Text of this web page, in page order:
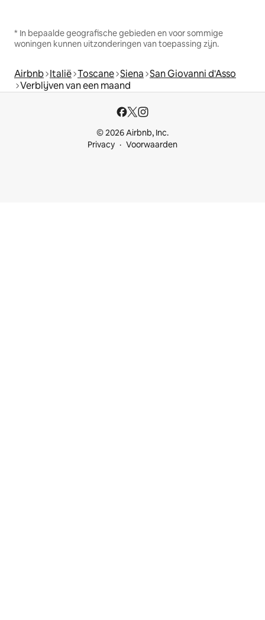
* In bepaalde geografische gebieden en voor sommige
woningen kunnen uitzonderingen van toepassing zijn.
Airbnb Italië Toscane Siena San Giovanni d'Asso
Verblijven van een maand
© 2026 Airbnb, Inc.
Privacy
Voorwaarden